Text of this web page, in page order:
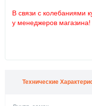
В связи с колебаниями
у менеджеров магазина!
Технические